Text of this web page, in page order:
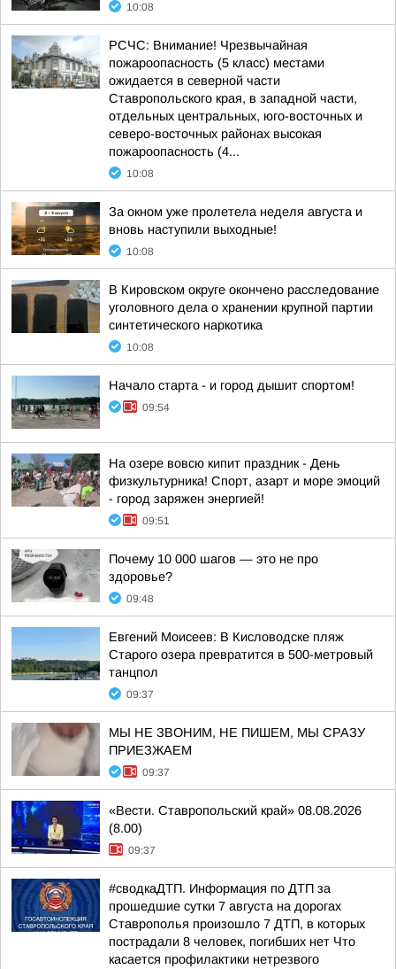
10:08
РСЧС: Внимание! Чрезвычайная
пожароопасность (5 класс) местами
ожидается в северной части
Ставропольского края, в западной части,
отдельных центральных, юго-восточных и
северо-восточных районах высокая
пожароопасность (4...
10:08
За окном уже пролетела неделя августа и
вновь наступили выходные!
10:08
В Кировском округе окончено расследование
уголовного дела о хранении крупной партии
синтетического наркотика
10:08
Начало старта - и город дышит спортом!
09:54
На озере вовсю кипит праздник - День
физкультурника! Спорт, азарт и море эмоций
- город заряжен энергией!
09:51
Почему 10 000 шагов — это не про
здоровье?
09:48
Евгений Моисеев: В Кисловодске пляж
Старого озера превратится в 500-метровый
танцпол
09:37
МЫ НЕ ЗВОНИМ, НЕ ПИШЕМ, МЫ СРАЗУ
ПРИЕЗЖАЕМ
09:37
«Вести. Ставропольский край» 08.08.2026
(8.00)
09:37
#сводкаДТП. Информация по ДТП за
прошедшие сутки 7 августа на дорогах
Ставрополья произошло 7 ДТП, в которых
пострадали 8 человек, погибших нет Что
касается профилактики нетрезвого